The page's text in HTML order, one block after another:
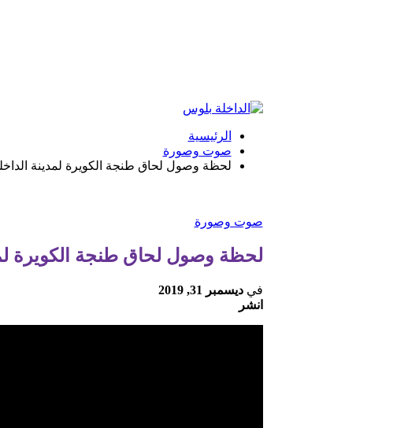
الرئيسية
صوت وصورة
لحظة وصول لحاق طنجة الكويرة لمدينة
صوت وصورة
لحظة وصول لحاق طنجة الكويرة
فيديسمبر 31, 2019
انشر